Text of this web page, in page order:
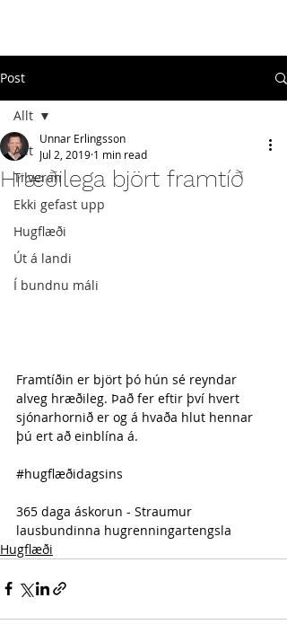
Post
Allt
Tilveran
Ekki gefast upp
Hugflæði
Út á landi
Í bundnu máli
Allt
Hræðilega björt framtíð
Unnar Erlingsson
Jul 2, 2019 1 min read
Framtíðin er björt þó hún sé reyndar
alveg hræðileg. Það fer eftir því hvert
sjónarhornið er og á hvaða hlut hennar
þú ert að einblína á.
#hugflæðidagsins
365 daga áskorun - Straumur
lausbundinna hugrenningartengsla
Hugflæði